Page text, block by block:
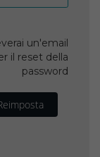
un'email
il reset della
password